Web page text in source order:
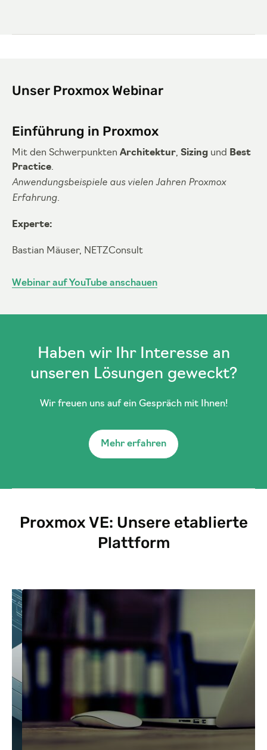
Unser Proxmox Webinar
Einführung in Proxmox
Mit den Schwerpunkten Architektur, Sizing und Best
Practice.
Anwendungsbeispiele aus vielen Jahren Proxmox
Erfahrung.
Experte:
Bastian Mäuser, NETZConsult
Webinar auf YouTube anschauen
Haben wir Ihr Interesse an
unseren Lösungen geweckt?
Wir freuen uns auf ein Gespräch mit Ihnen!
Mehr erfahren
Proxmox VE: Unsere etablierte
Plattform